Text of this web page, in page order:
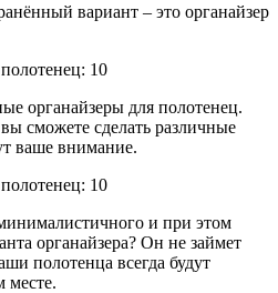
вариант – это органайзер
органайзеры для полотенец.
сможете сделать различные
ваше внимание.
и при этом
органайзера? Он не займет
полотенца всегда будут
месте.